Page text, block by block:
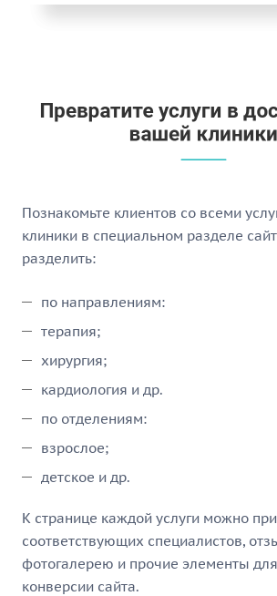
Познакомьте клиентов со всеми
клиники в специальном разделе
разделить:
по направлениям:
терапия;
хирургия;
кардиология и др.
по отделениям:
взрослое;
детское и др.
К странице каждой услуги можно
соответствующих специалистов,
фотогалерею и прочие элементы
конверсии сайта.